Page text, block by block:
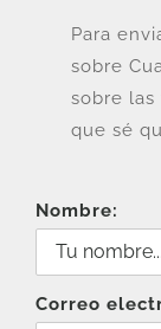
Para
sobre
sobre
que sé
Nombre:
Correo